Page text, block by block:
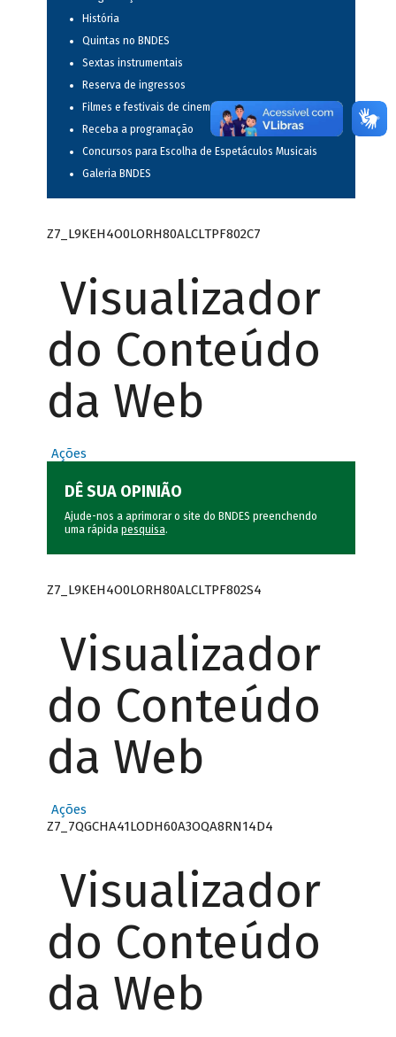
História
Quintas no BNDES
Sextas instrumentais
Reserva de ingressos
Filmes e festivais de cinema
Receba a programação
Concursos para Escolha de Espetáculos Musicais
Galeria BNDES
Z7_L9KEH4O0LORH80ALCLTPF802C7
Visualizador
do Conteúdo
da Web
Ações
DÊ SUA OPINIÃO
Ajude-nos a aprimorar o site do BNDES preenchendo
uma rápida pesquisa.
Z7_L9KEH4O0LORH80ALCLTPF802S4
Visualizador
do Conteúdo
da Web
Ações
Z7_7QGCHA41LODH60A3OQA8RN14D4
Visualizador
do Conteúdo
da Web